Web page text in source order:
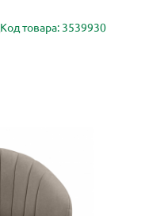
Код товара: 3539930